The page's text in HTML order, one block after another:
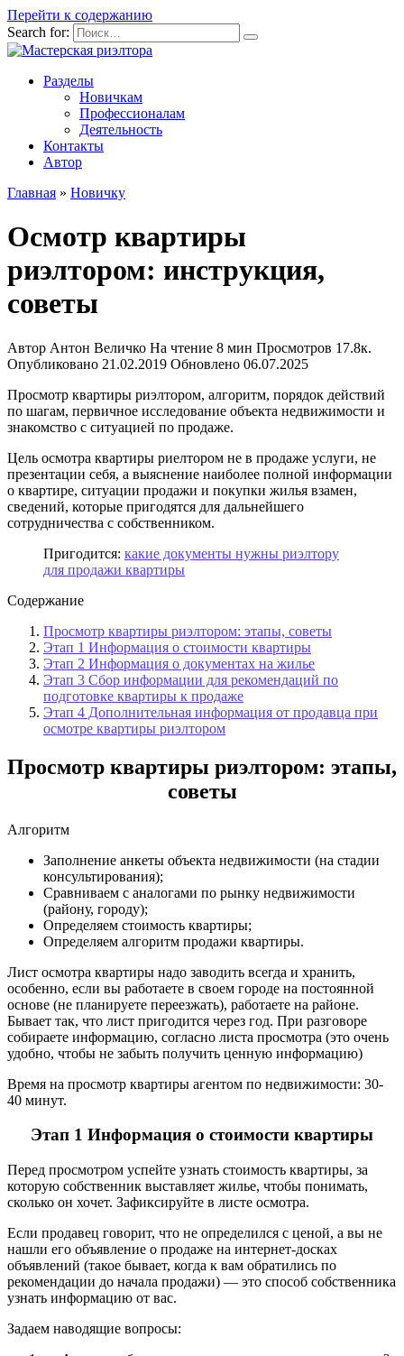
Перейти к содержанию
Search for:
Разделы
Новичкам
Профессионалам
Деятельность
Контакты
Автор
Главная » Новичку
Осмотр квартиры
риэлтором: инструкция,
советы
Автор Антон Величко На чтение 8 мин Просмотров 17.8к.
Опубликовано 21.02.2019 Обновлено 06.07.2025
Просмотр квартиры риэлтором, алгоритм, порядок действий
по шагам, первичное исследование объекта недвижимости и
знакомство с ситуацией по продаже.
Цель осмотра квартиры риелтором не в продаже услуги, не
презентации себя, а выяснение наиболее полной информации
о квартире, ситуации продажи и покупки жилья взамен,
сведений, которые пригодятся для дальнейшего
сотрудничества с собственником.
Пригодится: какие документы нужны риэлтору
для продажи квартиры
Содержание
Просмотр квартиры риэлтором: этапы, советы
Этап 1 Информация о стоимости квартиры
Этап 2 Информация о документах на жилье
Этап 3 Сбор информации для рекомендаций по
подготовке квартиры к продаже
Этап 4 Дополнительная информация от продавца при
осмотре квартиры риэлтором
Просмотр квартиры риэлтором: этапы,
советы
Алгоритм
Заполнение анкеты объекта недвижимости (на стадии
консультирования);
Сравниваем с аналогами по рынку недвижимости
(району, городу);
Определяем стоимость квартиры;
Определяем алгоритм продажи квартиры.
Лист осмотра квартиры надо заводить всегда и хранить,
особенно, если вы работаете в своем городе на постоянной
основе (не планируете переезжать), работаете на районе.
Бывает так, что лист пригодится через год. При разговоре
собираете информацию, согласно листа просмотра (это очень
удобно, чтобы не забыть получить ценную информацию)
Время на просмотр квартиры агентом по недвижимости: 30-
40 минут.
Этап 1 Информация о стоимости квартиры
Перед просмотром успейте узнать стоимость квартиры, за
которую собственник выставляет жилье, чтобы понимать,
сколько он хочет. Зафиксируйте в листе осмотра.
Если продавец говорит, что не определился с ценой, а вы не
нашли его объявление о продаже на интернет-досках
объявлений (такое бывает, когда к вам обратились по
рекомендации до начала продажи) — это способ собственника
узнать информацию от вас.
Задаем наводящие вопросы: